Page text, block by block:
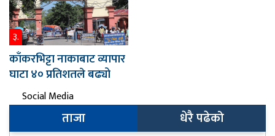
३.
काँकरभिट्टा नाकाबाट व्यापार
घाटा ४० प्रतिशतले बढ्यो
Social Media
ताजा
धेरै पढेको